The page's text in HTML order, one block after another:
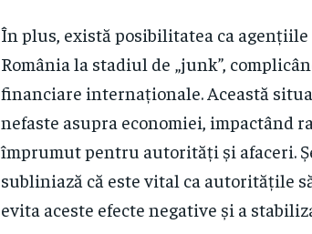
În plus, există posibilitatea ca
România la stadiul de „junk”,
financiare internaționale. Această
nefaste asupra economiei, impactând
împrumut pentru autorități și afaceri.
subliniază că este vital ca autoritățile
evita aceste efecte negative și a